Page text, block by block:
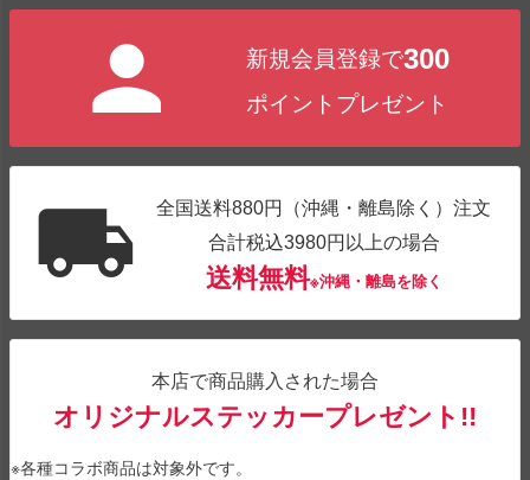
新規会員登録で300
ポイントプレゼント
全国送料880円（沖縄・離島除く）注文
合計税込3980円以上の場合
送料無料※沖縄・離島を除く
本店で商品購入された場合
オリジナルステッカープレゼント!!
※各種コラボ商品は対象外です。